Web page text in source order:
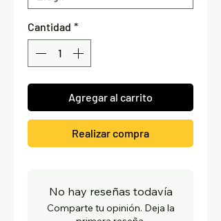
Cantidad *
Agregar al carrito
Realizar compra
No hay reseñas todavía
Comparte tu opinión. Deja la